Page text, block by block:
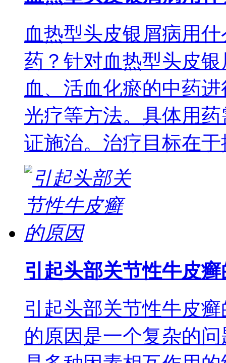
血热型头皮银屑病用
药？针对血热型头皮
血、活血化瘀的中药
光疗等方法。具体用
证施治。治疗目标在
引起头部关节性牛皮
引起头部关节性牛皮
的原因是一个复杂的